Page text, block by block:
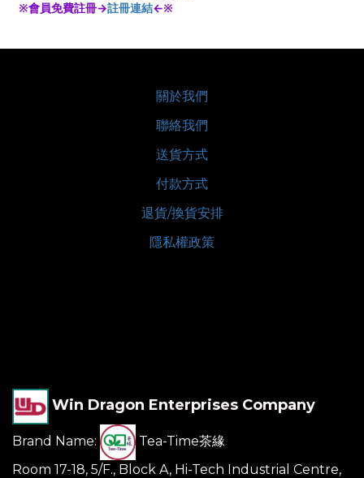
※會員免費註冊→註冊連結←※
關於我們
聯絡我們
送貨方式
付款方式
退貨/換貨安排
隱私權政策
Win Dragon Enterprises Company
Brand Name:
Tea-Time茶緣
Room 17-18, 5/F., Block A, Hi-Tech Industrial Centre,